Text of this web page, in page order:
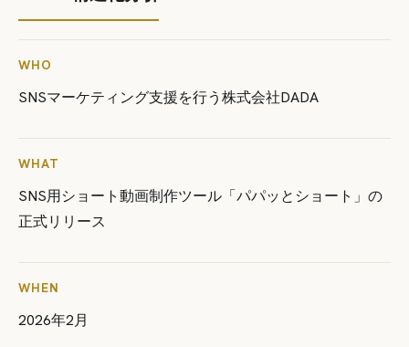
WHO
SNSマーケティング支援を行う株式会社DADA
WHAT
SNS用ショート動画制作ツール「パパッとショート」の
正式リリース
WHEN
2026年2月